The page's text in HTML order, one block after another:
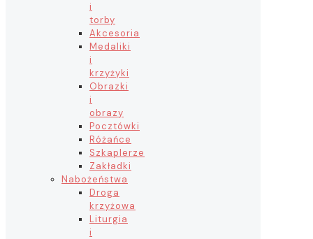
i
torby
Akcesoria
Medaliki
i
krzyżyki
Obrazki
i
obrazy
Pocztówki
Różańce
Szkaplerze
Zakładki
Nabożeństwa
Droga
krzyżowa
Liturgia
i